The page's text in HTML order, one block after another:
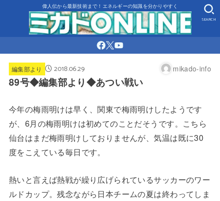
偉人伝から最新技術まで！エネルギーの知識を分かりやすく
SEARCH
編集部より 2018.06.29 mikado-info
89号◆編集部より◆あつい戦い
今年の梅雨明けは早く、関東で梅雨明けしたようです
が、6月の梅雨明けは初めてのことだそうです。こちら
仙台はまだ梅雨明けしておりませんが、気温は既に30
度をこえている毎日です。
熱いと言えば熱戦が繰り広げられているサッカーのワー
ルドカップ。残念ながら日本チームの夏は終わってしま